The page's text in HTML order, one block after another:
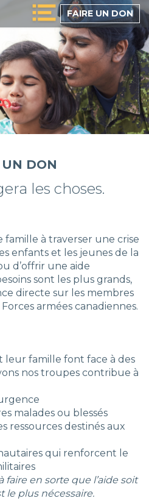
FAIRE UN DON
DON
les choses.
famille à traverser une crise
enfants et les jeunes de la
d’offrir une aide
sont les plus grands,
directe sur les membres
armées canadiennes.
leur famille font face à des
nos troupes contribue à
malades ou blessés
ressources destinés aux
qui renforcent le
en sorte que l’aide soit
le plus nécessaire.